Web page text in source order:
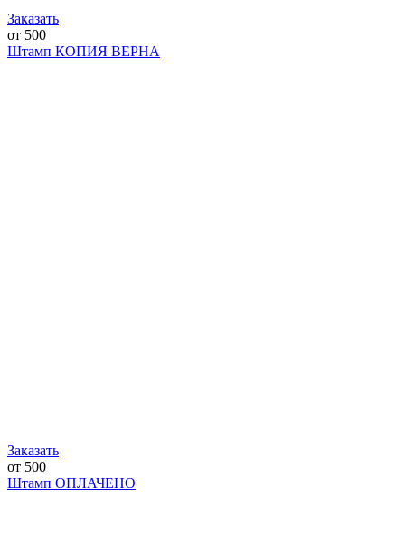
Заказать
от 500
Штамп КОПИЯ ВЕРНА
Заказать
от 500
Штамп ОПЛАЧЕНО